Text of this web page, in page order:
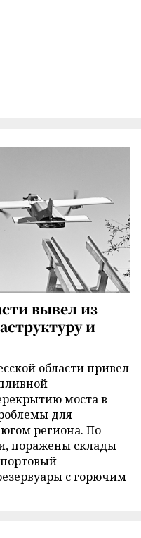
вывел из
и
области привел
моста в
для
региона. По
поражены склады
с горючим